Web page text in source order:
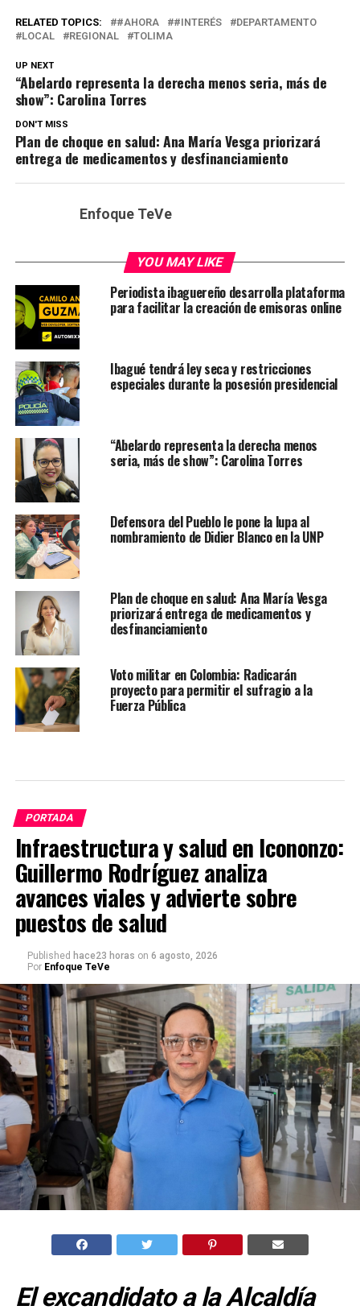
RELATED TOPICS: #AHORA #INTERÉS
DEPARTAMENTO
LOCAL
REGIONAL TOLIMA
UP NEXT
“Abelardo representa la derecha menos seria, más de
show”: Carolina Torres
DON'T MISS
Plan de choque en salud: Ana María Vesga priorizará
entrega de medicamentos y desfinanciamiento
Enfoque TeVe
YOU MAY LIKE
Periodista ibaguereño desarrolla plataforma
para facilitar la creación de emisoras online
Ibagué tendrá ley seca y restricciones
especiales durante la posesión presidencial
“Abelardo representa la derecha menos
seria, más de show”: Carolina Torres
Defensora del Pueblo le pone la lupa al
nombramiento de Didier Blanco en la UNP
Plan de choque en salud: Ana María Vesga
priorizará entrega de medicamentos y
desfinanciamiento
Voto militar en Colombia: Radicarán
proyecto para permitir el sufragio a la
Fuerza Pública
PORTADA
Infraestructura y salud en Icononzo:
Guillermo Rodríguez analiza
avances viales y advierte sobre
puestos de salud
Published hace23 horas on 6 agosto, 2026
Por Enfoque TeVe
El excandidato a la Alcaldía